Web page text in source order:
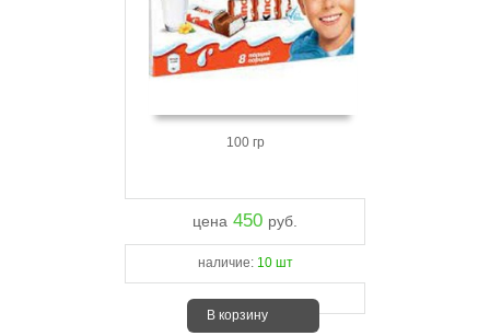
100 гр
цена450 руб.
наличие: 10 шт
В корзину